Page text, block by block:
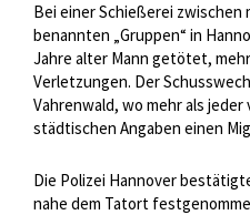
Bei einer Schießerei
benannten „Gruppen“ in
Jahre alter Mann getötet,
Verletzungen. Der
Vahrenwald, wo mehr als
städtischen Angaben einen
Die Polizei Hannover
nahe dem Tatort